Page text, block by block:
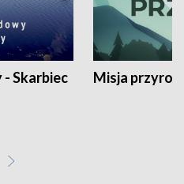
Skarbiec
Misja